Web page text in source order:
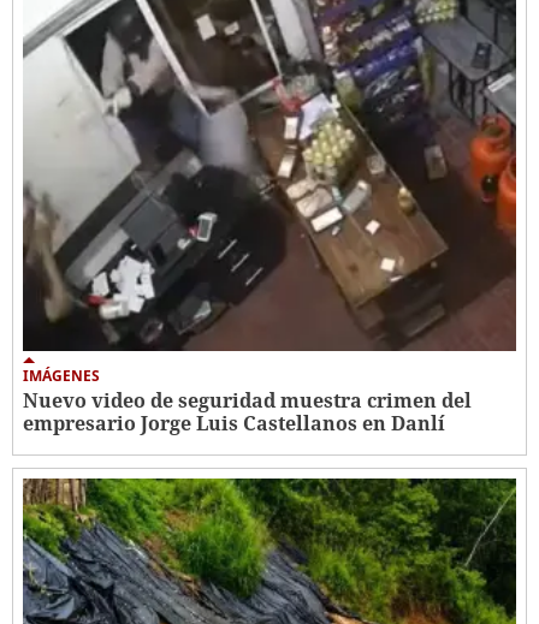
IMÁGENES
Nuevo video de seguridad muestra crimen del
empresario Jorge Luis Castellanos en Danlí